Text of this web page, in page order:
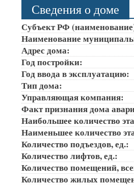
Сведения о доме
Субъект РФ
Наименование
Адрес дома:
Год постройки:
Год ввода в эксплуатацию:
Тип дома:
Управляющая компания:
Факт признания дома
Наибольшее количество
Наименьшее количество
Количество подъездов, ед.:
Количество лифтов, ед.:
Количество помещений,
Количество жилых